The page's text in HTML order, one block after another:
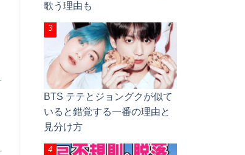
歌う理由も
BTS テテとジョングクが似て
いると錯覚する一番の理由と
見分け方